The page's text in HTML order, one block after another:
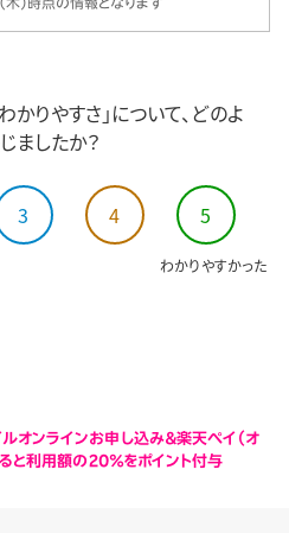
りやすさ」について、どのよ
ましたか？
3 4 5
わかりやすかった
ルオンラインお申し込み＆楽天ペイ（オ
と利用額の20％をポイント付与